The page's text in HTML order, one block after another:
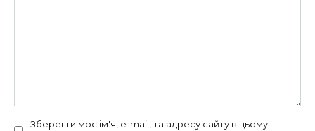
Зберегти моє ім'я, e-mail, та адресу сайту в цьому